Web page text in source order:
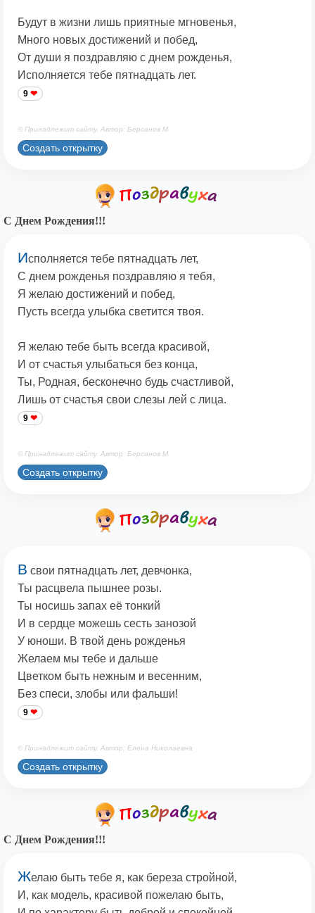
Будут в жизни лишь приятные мгновенья,
Много новых достижений и побед,
От души я поздравляю с днем рожденья,
Исполняется тебе пятнадцать лет.
9
© Принадлежит сайту. Автор: Берсанов М.
Создать открытку
С Днем Рождения!!!
Исполняется тебе пятнадцать лет,
С днем рожденья поздравляю я тебя,
Я желаю достижений и побед,
Пусть всегда улыбка светится твоя.
Я желаю тебе быть всегда красивой,
И от счастья улыбаться без конца,
Ты, Родная, бесконечно будь счастливой,
Лишь от счастья свои слезы лей с лица.
9
© Принадлежит сайту. Автор: Берсанов М.
Создать открытку
В свои пятнадцать лет, девчонка,
Ты расцвела пышнее розы.
Ты носишь запах её тонкий
И в сердце можешь сесть занозой
У юноши. В твой день рожденья
Желаем мы тебе и дальше
Цветком быть нежным и весенним,
Без спеси, злобы или фальши!
9
© Принадлежит сайту. Автор: Елена Николаевна
Создать открытку
С Днем Рождения!!!
Желаю быть тебе я, как береза стройной,
И, как модель, красивой пожелаю быть,